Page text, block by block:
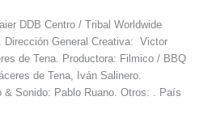
DDB Centro / Tribal Worldwide
General Creativa: Victor
de Tena. Productora: Filmico / BBQ
de Tena, Iván Salinero.
& Sonido: Pablo Ruano. Otros: . País